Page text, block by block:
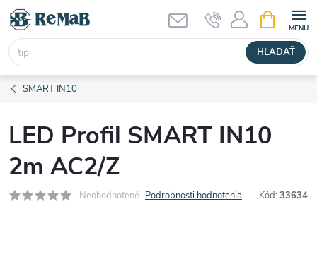
Prejsť
obsah
HĽADAŤ
KOŠÍK
SMART IN10
LED Profil SMART IN10
2m AC2/Z
Neohodnotené Podrobnosti hodnotenia Kód: 33634